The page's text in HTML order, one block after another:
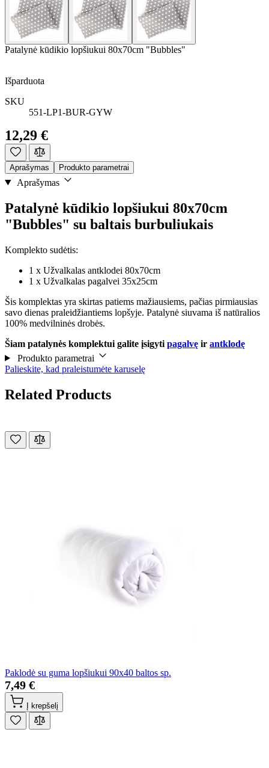
Patalynė kūdikio lopšiukui 80x70cm "Bubbles"
Išparduota
SKU
551-LP1-BUR-GYW
12,29 €
Aprašymas Produkto parametrai
Aprašymas
Patalynė kūdikio lopšiukui 80x70cm
"Bubbles" su baltais burbuliukais
Komplekto sudėtis:
1 x Užvalkalas antklodei 80x70cm
1 x Užvalkalas pagalvei 35x25cm
Šis komplektas yra skirtas patiems mažiausiems, pačias pirmiausias
savo dienas praleidžiantiems lopšyje. Patalynė siuvama iš natūralios
100% medvilninės drobės.
Šiam patalynės komplektui galite įsigyti pagalvę ir antklodę
Produkto parametrai
Palieskite, kad praleistumėte karuselę
Related Products
Paklodė su guma lopšiukui 90x40 baltos sp.
7,49 €
Į krepšelį